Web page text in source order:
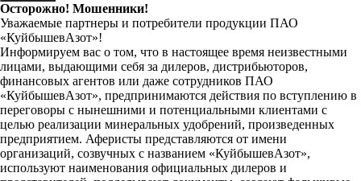
Осторожно! Мошенники!
Уважаемые партнеры и потребители продукции ПАО
«КуйбышевАзот»!
Информируем вас о том, что в настоящее время неизвестными
лицами, выдающими себя за дилеров, дистрибьюторов,
финансовых агентов или даже сотрудников ПАО
«КуйбышевАзот», предпринимаются действия по вступлению в
переговоры с нынешними и потенциальными клиентами с
целью реализации минеральных удобрений, произведенных
предприятием. Аферисты представляются от имени
организаций, созвучных с названием «КуйбышевАзот»,
используют наименования официальных дилеров и